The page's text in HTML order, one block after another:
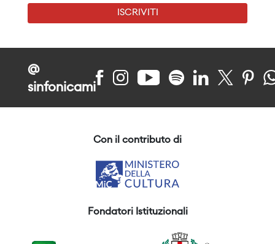
ISCRIVITI
@
sinfonicami
Con il contributo di
Fondatori Istituzionali